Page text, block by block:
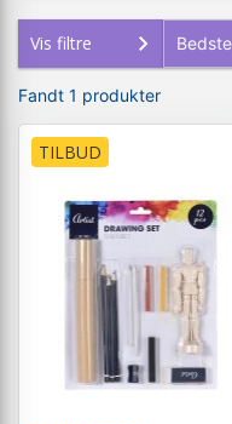
Vis filtre
Fandt 1 produkter
TILBUD